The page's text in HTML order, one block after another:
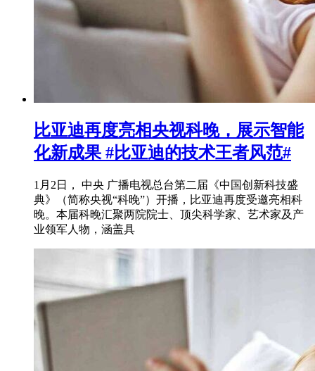
比亚迪再度亮相央视科晚，展示智能
化新成果 #比亚迪的技术王者风范#
1月2日， 中央 广播电视总台第二届《中国创新科技盛
典》（简称央视“科晚”）开播，比亚迪再度受邀亮相科
晚。本届科晚汇聚两院院士、顶尖科学家、艺术家及产
业领军人物，涵盖具